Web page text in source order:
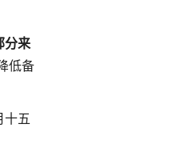
分来
低备
十五